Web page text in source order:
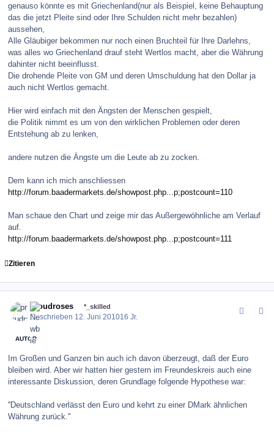
genauso könnte es mit Griechenland(nur als Beispiel, keine Behauptung
das die jetzt Pleite sind oder Ihre Schulden nicht mehr bezahlen)
aussehen,
Alle Gläubiger bekommen nur noch einen Bruchteil für Ihre Darlehns,
was alles wo Griechenland drauf steht Wertlos macht, aber die Währung
dahinter nicht beeinflusst.
Die drohende Pleite von GM und deren Umschuldung hat den Dollar ja
auch nicht Wertlos gemacht.
Hier wird einfach mit den Ängsten der Menschen gespielt,
die Politik nimmt es um von den wirklichen Problemen oder deren
Entstehung ab zu lenken,
andere nutzen die Ängste um die Leute ab zu zocken.
Dem kann ich mich anschliessen
http://forum.baadermarkets.de/showpost.php...p;postcount=110
Man schaue den Chart und zeige mir das Außergewöhnliche am Verlauf
auf.
http://forum.baadermarkets.de/showpost.php...p;postcount=111
Zitieren
proudroses *_skilled
Geschrieben 12. Juni 201016 Jr.
AUTOR
Im Großen und Ganzen bin auch ich davon überzeugt, daß der Euro
bleiben wird. Aber wir hatten hier gestern im Freundeskreis auch eine
interessante Diskussion, deren Grundlage folgende Hypothese war:
''Deutschland verlässt den Euro und kehrt zu einer DMark ähnlichen
Währung zurück.''